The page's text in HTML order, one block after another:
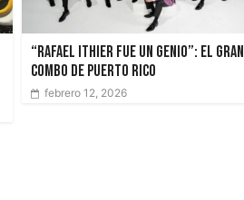
“Rafael Ithier fue un genio”: El Gran
Combo de Puerto Rico
febrero 12, 2026